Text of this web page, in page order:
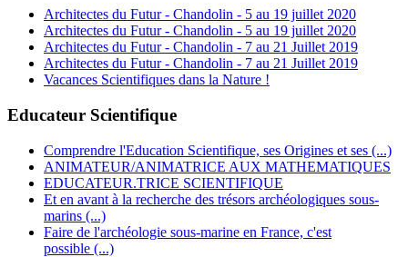
Architectes du Futur - Chandolin - 5 au 19 juillet 2020
Architectes du Futur - Chandolin - 5 au 19 juillet 2020
Architectes du Futur - Chandolin - 7 au 21 Juillet 2019
Architectes du Futur - Chandolin - 7 au 21 Juillet 2019
Vacances Scientifiques dans la Nature !
Educateur Scientifique
Comprendre l'Education Scientifique, ses Origines et ses (...)
ANIMATEUR/ANIMATRICE AUX MATHEMATIQUES
EDUCATEUR.TRICE SCIENTIFIQUE
Et en avant à la recherche des trésors archéologiques sous-
marins (...)
Faire de l'archéologie sous-marine en France, c'est
possible (...)